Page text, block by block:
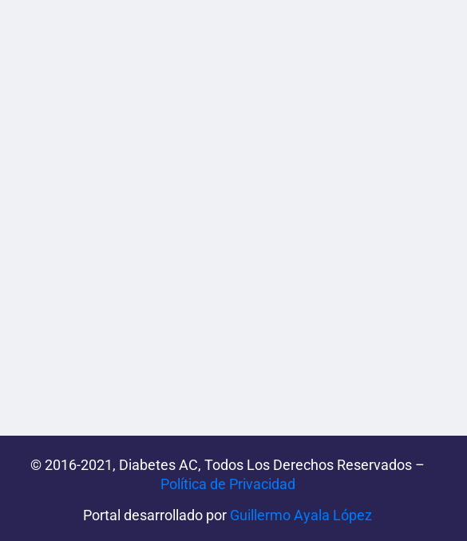
© 2016-2021, Diabetes AC, Todos Los Derechos Reservados –
Política de Privacidad‌­
Portal desarrollado por Guillermo Ayala López